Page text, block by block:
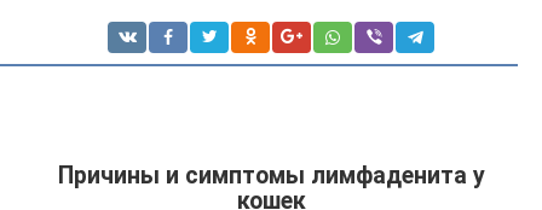
Причины и симптомы лимфаденита у
кошек